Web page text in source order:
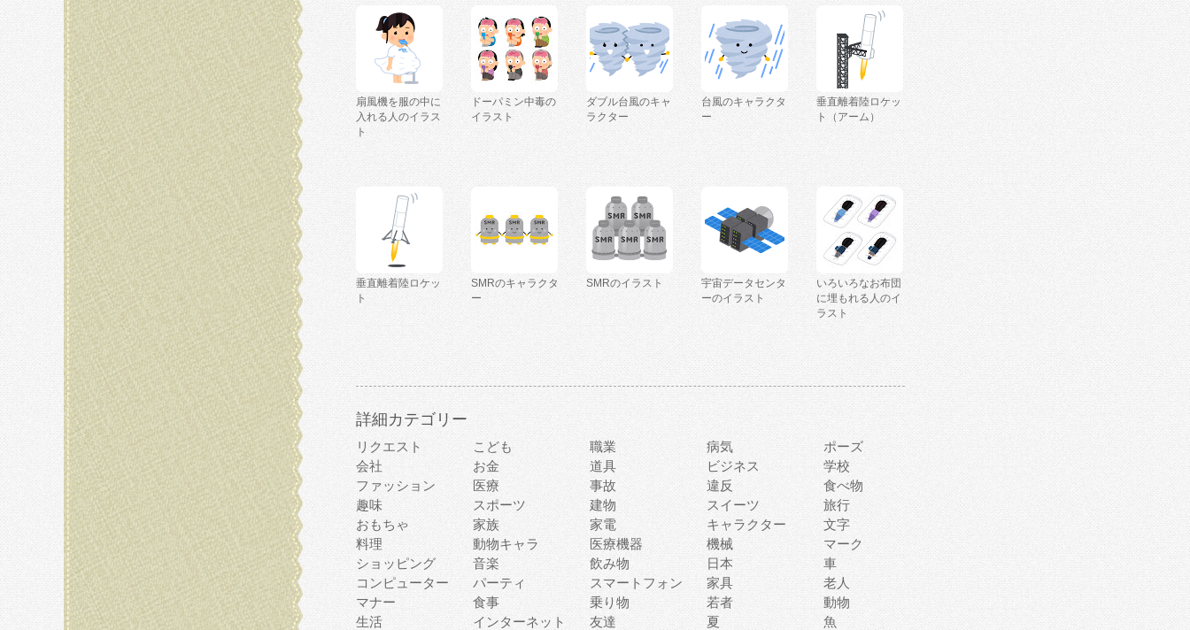
扇風機を服の中に
入れる人のイラス
ト
ドーパミン中毒の
イラスト
ダブル台風のキャ
ラクター
台風のキャラクタ
ー
垂直離着陸ロケッ
ト（アーム）
垂直離着陸ロケッ
ト
SMRのキャラクタ
ー
SMRのイラスト
宇宙データセンタ
ーのイラスト
いろいろなお布団
に埋もれる人のイ
ラスト
詳細カテゴリー
リクエスト こども 職業 病気
ポーズ
会社
お金 道具 ビジネス
学校
ファッション
医療 事故 違反
食べ物
趣味
スポーツ 建物 スイーツ
旅行
おもちゃ
家族 家電 キャラクター
文字
料理
動物キャラ 医療機器 機械
マーク
ショッピング
音楽 飲み物 日本
車
コンピューター
パーティ スマートフォン 家具
老人
マナー
食事 乗り物 若者
動物
生活
インターネット 友達 夏 魚